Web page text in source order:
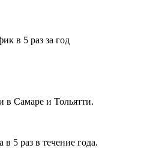
в 5 раз за год
в Самаре и Тольятти.
5 раз в течение года.